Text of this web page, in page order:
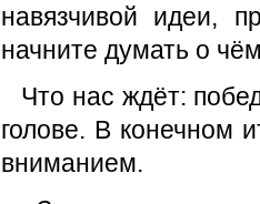
навязчивой идеи,
начните думать о
Что нас ждёт:
голове. В конечном
вниманием.